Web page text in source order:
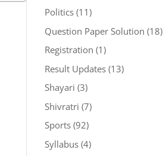
Politics(11)
Question Paper Solution (18)
Registration (1)
Result Updates(13)
Shayari (3)
Shivratri (7)
Sports(92)
Syllabus(4)